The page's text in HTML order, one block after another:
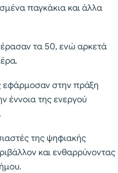
παγκάκια και άλλα
τα 50, ενώ αρκετά
εφάρμοσαν στην πράξη
έννοια της ενεργού
της ψηφιακής
και ενθαρρύνοντας